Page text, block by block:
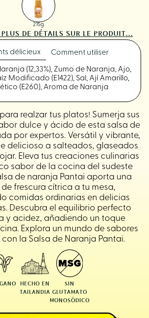
realzar tus platos! Sumerja sus
dulce y ácido de esta salsa de
por expertos. Versátil y vibrante,
delicioso a salteados, glaseados
Eleva tus creaciones culinarias
sabor de la cocina del sudeste
de naranja Pantai aporta una
frescura cítrica a tu mesa,
comidas ordinarias en delicias
Descubra el equilibrio perfecto
y acidez, añadiendo un toque
Explora un mundo de sabores
con la Salsa de Naranja Pantai.
HECHO EN
TAILANDIA
SIN
GLUTAMATO
MONOSÓDICO
215g
DE DÉTAILS SUR LE PRODUIT...
délicieux Comment utiliser
(12,33%), Zumo de Naranja, Ajo,
Modificado (E1422), Sal, Ají Amarillo,
(E260), Aroma de Naranja